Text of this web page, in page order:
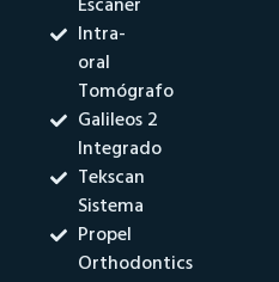
Escaner
Intra-
oral
Tomógrafo
Galileos 2
Integrado
Tekscan
Sistema
Propel
Orthodontics